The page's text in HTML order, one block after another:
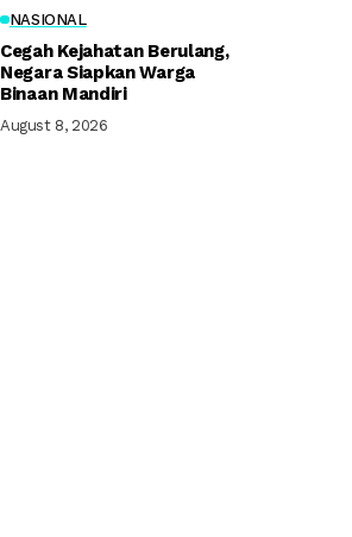
NASIONAL
Cegah Kejahatan Berulang,
Negara Siapkan Warga
Binaan Mandiri
August 8, 2026